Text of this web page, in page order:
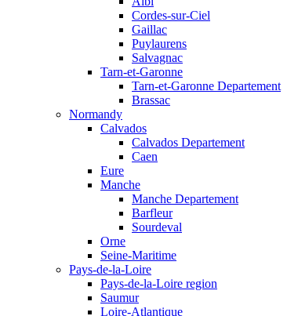
Cordes-sur-Ciel
Gaillac
Puylaurens
Salvagnac
Tarn-et-Garonne
Tarn-et-Garonne Departement
Brassac
Normandy
Calvados
Calvados Departement
Caen
Eure
Manche
Manche Departement
Barfleur
Sourdeval
Orne
Seine-Maritime
Pays-de-la-Loire
Pays-de-la-Loire region
Saumur
Loire-Atlantique